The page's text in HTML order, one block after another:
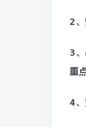
2
3
重
4